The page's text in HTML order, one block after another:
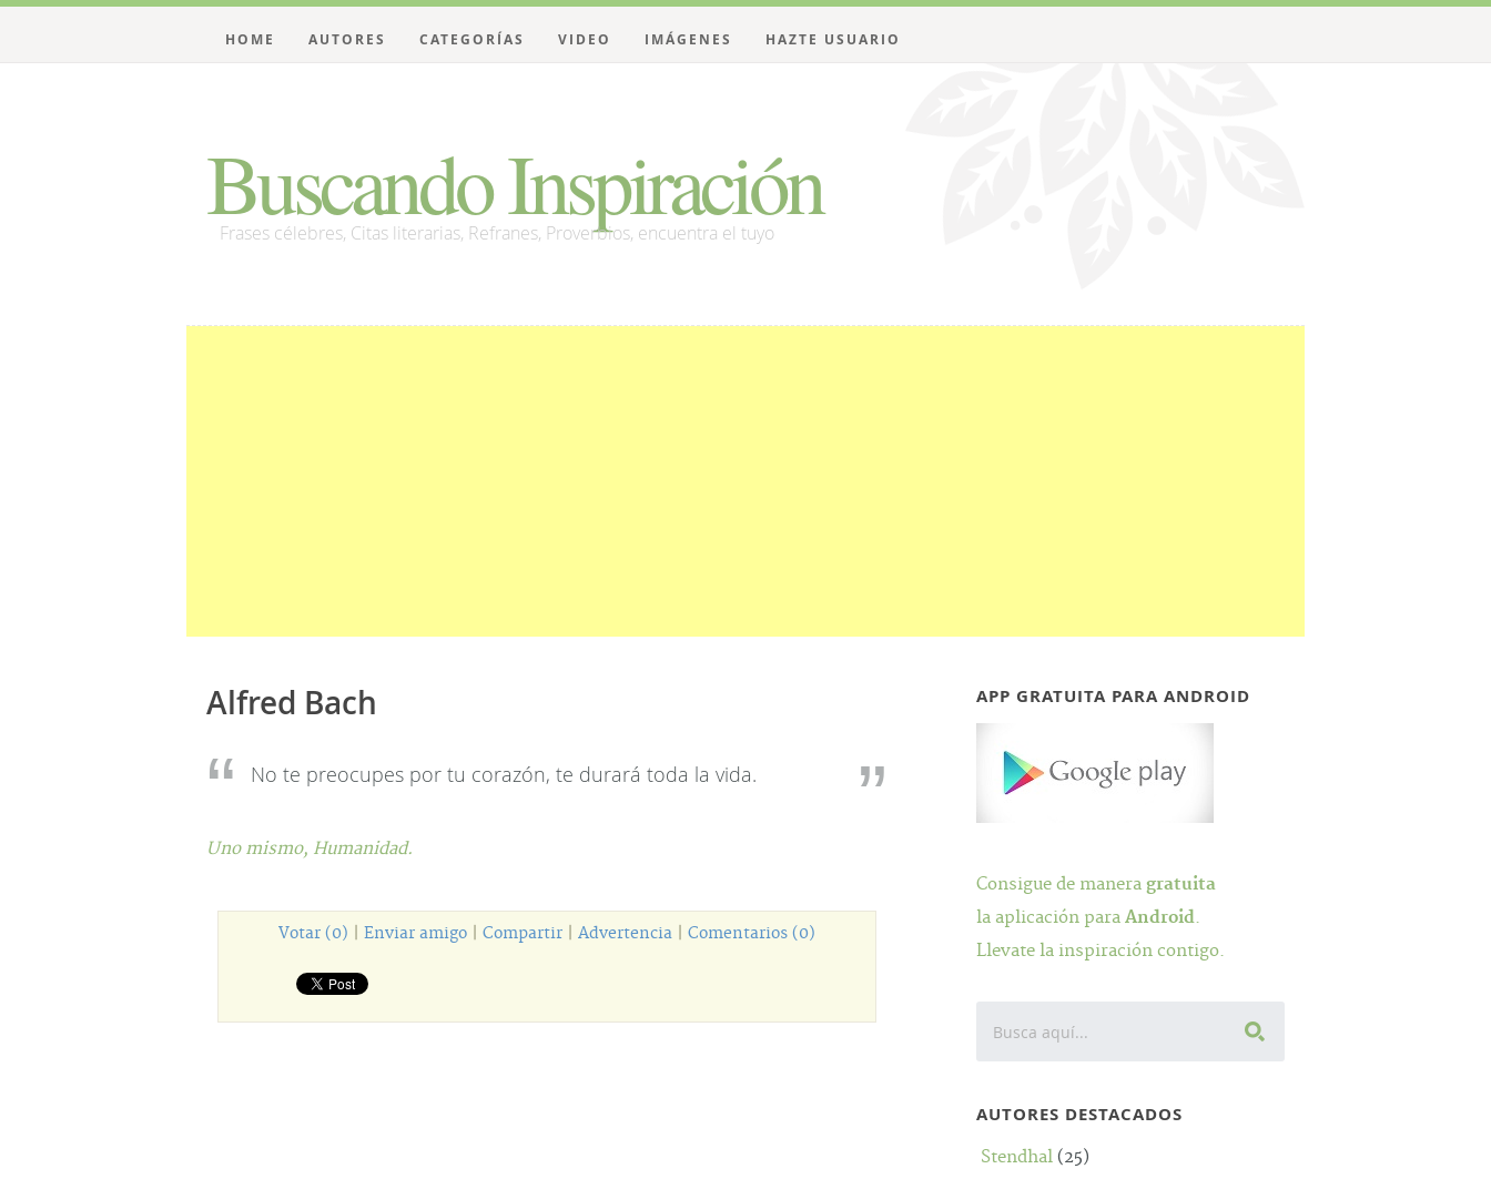
Buscando Inspiración
Frases célebres, Citas literarias, Refranes, Proverbios, encuentra el tuyo
HOME AUTORES CATEGORÍAS VIDEO IMÁGENES HAZTE USUARIO
Alfred Bach
No te preocupes por tu corazón, te durará toda la vida.
Uno mismo, Humanidad.
Votar (0) Enviar amigo Compartir Advertencia Comentarios (0)
APP GRATUITA PARA ANDROID
Consigue de maneragratuita
la aplicación paraAndroid.
Llevate la inspiración contigo.
AUTORES DESTACADOS
Stendhal (25)